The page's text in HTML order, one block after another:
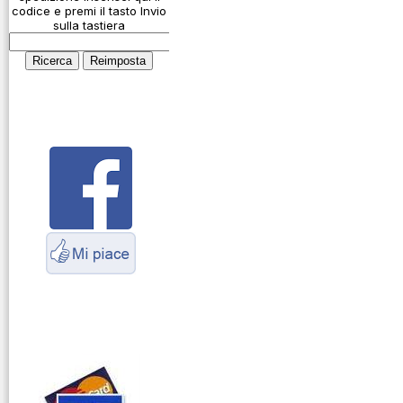
microfoniche
Cosa è l' ADS-B
antenne e cavi
Servizio
Radioelettrico
codice e premi il tasto Invio
sulla tastiera